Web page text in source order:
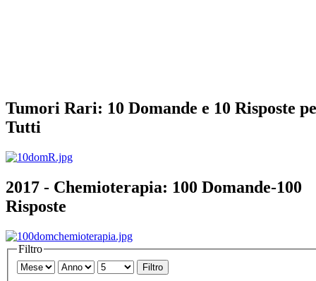
Tumori Rari: 10 Domande e 10 Risposte
Tutti
2017 - Chemioterapia: 100 Domande-100
Risposte
Filtro
Filtro